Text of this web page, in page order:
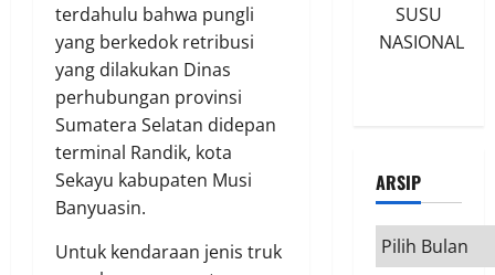
terdahulu bahwa pungli
yang berkedok retribusi
yang dilakukan Dinas
perhubungan provinsi
Sumatera Selatan didepan
terminal Randik, kota
Sekayu kabupaten Musi
Banyuasin.
Untuk kendaraan jenis truk
SUSU
NASIONAL
ARSIP
Arsip